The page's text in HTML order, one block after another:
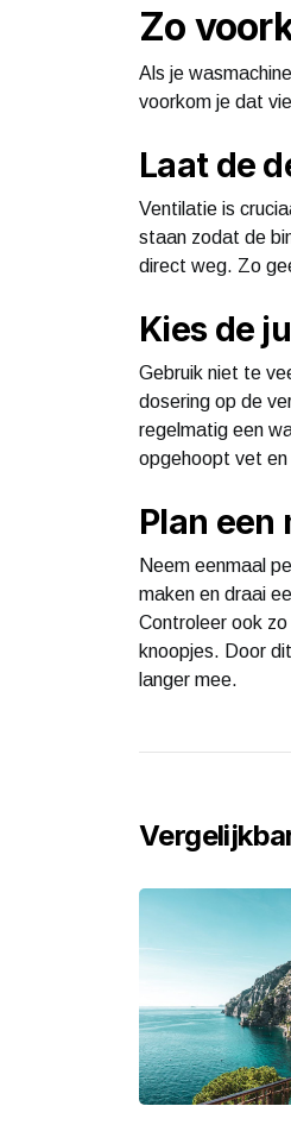
Zo
Als je
voorkom je dat
Laat de
Ventilatie is
staan zodat de
direct weg. Zo
Kies de
Gebruik niet te
dosering op de
regelmatig een
opgehoopt vet en
Plan
Neem eenmaal
maken en draai
Controleer ook
knoopjes. Door
langer mee.